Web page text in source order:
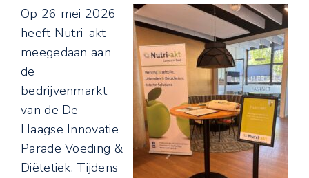
Op 26 mei 2026
heeft Nutri-akt
meegedaan aan
de
bedrijvenmarkt
van de De
Haagse Innovatie
Parade Voeding &
Diëtetiek. Tijdens